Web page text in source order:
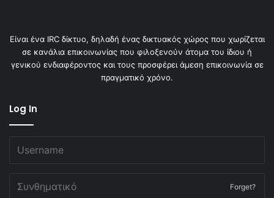
Είναι ένα IRC δίκτυο, δηλαδή ένας δικτυακός χώρος που χωρίζεται
σε κανάλια επικοινωνίας που φιλοξενούν άτομα του ίδιου ή
γενικού ενδιαφέροντος και τους προσφέρει άμεση επικοινωνία σε
πραγματικό χρόνο.
Log In
Forget?